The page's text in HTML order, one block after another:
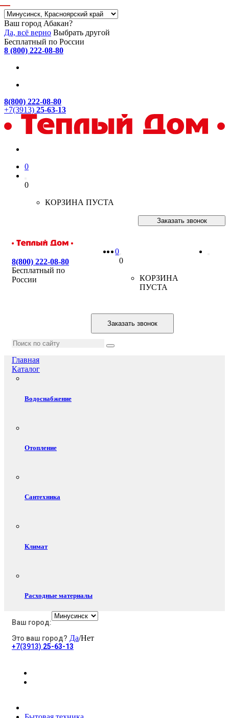
Ваш город Абакан?
Да, всё верно Выбрать другой
Бесплатный по России
8 (800) 222-08-80
8(800) 222-08-80
+7(3913) 25-63-13
0
0
КОРЗИНА ПУСТА
Заказать звонок
8(800) 222-08-80
Бесплатный по
России
0
0
КОРЗИНА
ПУСТА
Заказать звонок
Главная
Каталог
Водоснабжение
Отопление
Сантехника
Климат
Расходные материалы
Электротовары
Ваш город:
Это ваш город? Да/Нет
+7(3913) 25-63-13